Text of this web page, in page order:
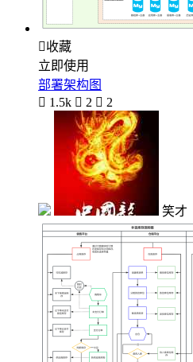
收藏
立即使用
部署架构图
 1.5k  2  2
笑才